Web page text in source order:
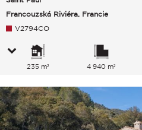
Francouzská Riviéra, Francie
V2794CO
235 m² 4 940 m²